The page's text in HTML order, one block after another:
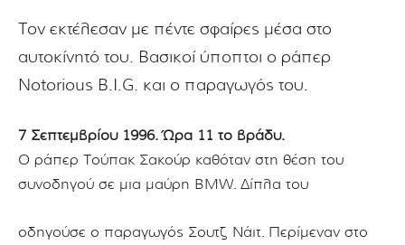
Τον εκτέλεσαν με πέντε σφαίρες μέσα στο
αυτοκίνητό του. Βασικοί ύποπτοι ο ράπερ
Notorious B.I.G. και ο παραγωγός του.
7 Σεπτεμβρίου 1996. Ώρα 11 το βράδυ.
Ο ράπερ Τούπακ Σακούρ καθόταν στη θέση του
συνοδηγού σε μια μαύρη BMW. Δίπλα του
οδηγούσε ο παραγωγός Σουτζ Νάιτ.
Περίμεναν στο